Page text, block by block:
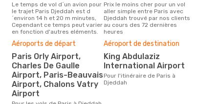
Le temps de vol d´un avion pour
le trajet Paris Djeddah est d
´environ 14 h et 20 m minutes,
Cependant ce temps peut varier
en fonction d'autres eléments.
Prix le moins cher pour un vol
aller simple entre Paris avec
Djeddah trouvé par nos clients
au cours des 72 dernières
heures
Aéroports de départ
Paris Orly Airport,
Charles De Gaulle
Airport, Paris-Beauvais
Airport, Chalons Vatry
Airport
Aéroport de destination
King Abdulaziz
International Airport
Pour l'itinéraire de Paris à
Djeddah